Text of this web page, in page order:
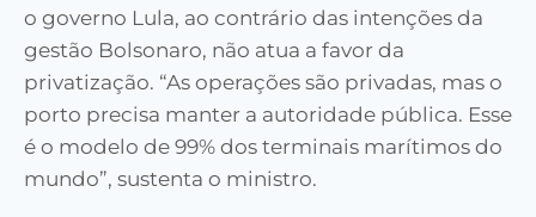
o governo Lula, ao contrário das intenções da
gestão Bolsonaro, não atua a favor da
privatização. “As operações são privadas, mas o
porto precisa manter a autoridade pública. Esse
é o modelo de 99% dos terminais marítimos do
mundo”, sustenta o ministro.